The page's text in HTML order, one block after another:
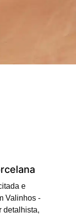
e
Valinhos -
detalhista,